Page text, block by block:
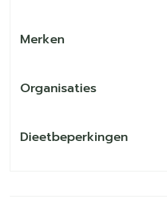
Merken
Organisaties
Dieetbeperkingen